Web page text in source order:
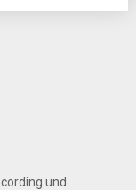
und